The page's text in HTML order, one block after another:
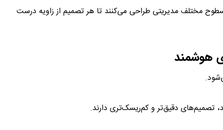
مختلف مدیریتی طراحی می‌کنند تا هر تصمیم از زاویه درست
تصمیم‌های دقیق‌تر و کم‌ریسک‌تری دارند.